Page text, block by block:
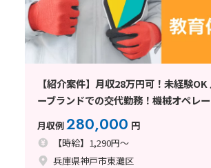
【紹介案件】月収28万円可！未経験
ーブランドでの交代勤務！機械オペレ
月収例280,000 円
【時給】1,290円～
兵庫県神戸市東灘区